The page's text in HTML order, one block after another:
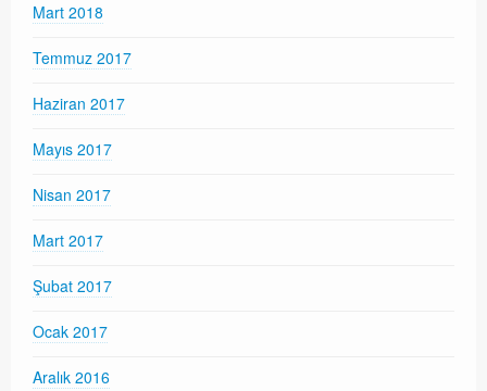
Mart 2018
Temmuz 2017
Haziran 2017
Mayıs 2017
Nisan 2017
Mart 2017
Şubat 2017
Ocak 2017
Aralık 2016